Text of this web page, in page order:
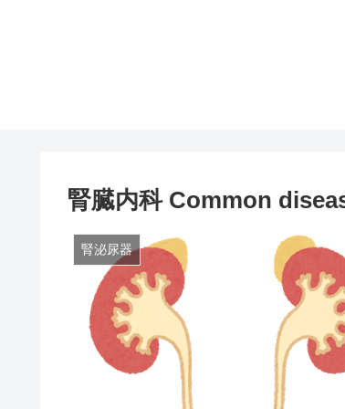
腎臓内科 Common
腎泌尿器